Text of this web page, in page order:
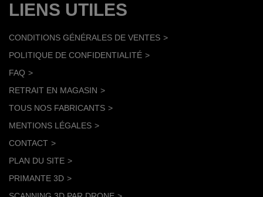
LIENS UTILES
CONDITIONS GÉNÉRALES DE VENTES
POLITIQUE DE CONFIDENTIALITÉ
FAQ
RETRAIT EN MAGASIN
TOUS NOS FABRICANTS
MENTIONS LÉGALES
CONTACT
PLAN DU SITE
PRIMANTE 3D